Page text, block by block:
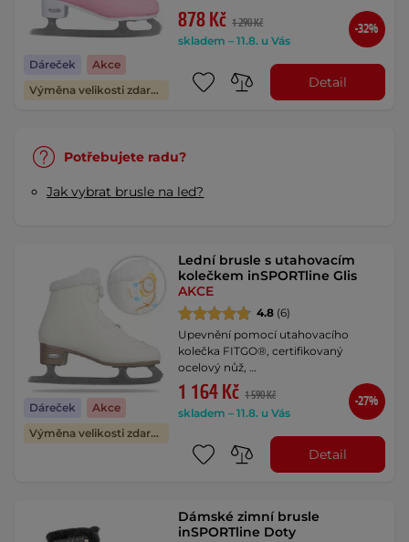
Dáreček
Akce
Výměna velikosti zdarma
878 Kč 1 290 Kč
skladem – 11.8. u Vás
-32%
Detail
Potřebujete radu?
Jak vybrat brusle na led?
Dáreček
Akce
Výměna velikosti zdarma
Lední brusle s utahovacím
kolečkem inSPORTline Glis
AKCE
4.8 (6)
Upevnění pomocí utahovacího
kolečka FITGO®, certifikovaný
ocelový nůž, …
1 164 Kč 1 590 Kč
skladem – 11.8. u Vás
-27%
Detail
Dámské zimní brusle
inSPORTline Doty